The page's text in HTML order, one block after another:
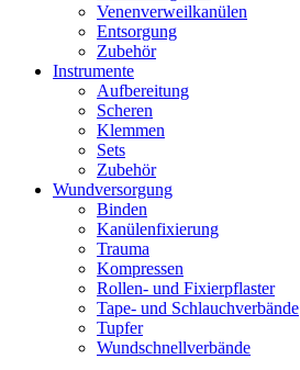
Venenverweilkanülen
Entsorgung
Zubehör
Instrumente
Aufbereitung
Scheren
Klemmen
Sets
Zubehör
Wundversorgung
Binden
Kanülenfixierung
Trauma
Kompressen
Rollen- und Fixierpflaster
Tape- und Schlauchverbände
Tupfer
Wundschnellverbände